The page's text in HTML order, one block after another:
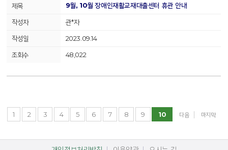
9월, 10월 장애인재활교재대출센터 휴관 안내
관*자
2023.09.14
48,022
1 2 3 4 5 6 7 8 9 10 다음 마지막